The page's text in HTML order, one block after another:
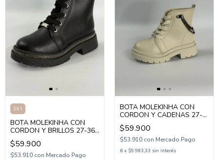
2X1
BOTA MOLEKINHA CON
CORDON Y BRILLOS 27-36
(1MK22002)
$59.900
$53.910 con Mercado Pago
BOTA MOLEKINHA CON
CORDON Y CADENAS 27-
37 (1MK21202)
$59.900
$53.910 con Mercado Pago
6 x $9.983,33 sin interés